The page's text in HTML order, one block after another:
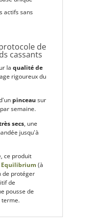
actifs sans
de
cassants
la qualité de
rigoureux du
pinceau sur
semaine.
secs, une
jusqu'à
ce produit
Equilibrium (à
de protéger
de
pousse de
terme.